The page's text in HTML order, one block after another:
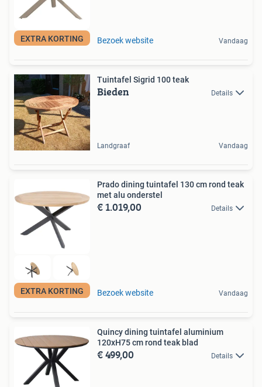
EXTRA KORTING Bezoek website Vandaag
Tuintafel Sigrid 100 teak
Bieden Details
Landgraaf Vandaag
EXTRA KORTING
Prado dining tuintafel 130 cm rond teak
met alu onderstel
€ 1.019,00 Details
Bezoek website Vandaag
Quincy dining tuintafel aluminium
120xH75 cm rond teak blad
€ 499,00 Details